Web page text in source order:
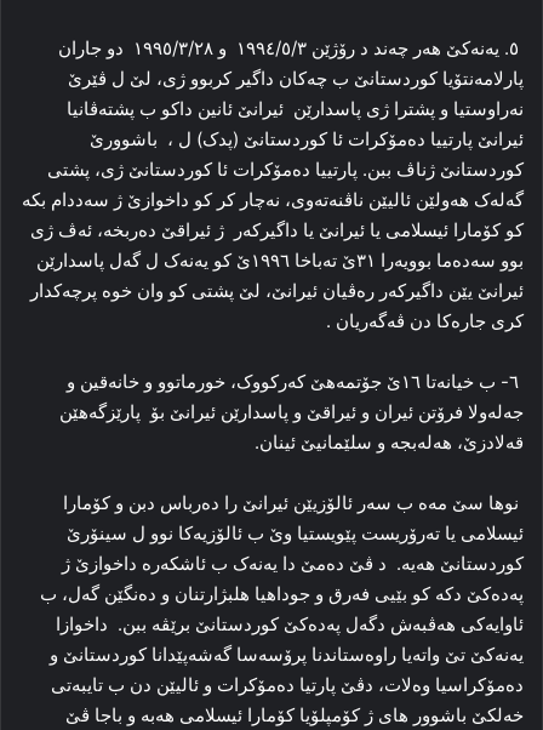
٥. یەنەکێ هه‌ر چه‌ند د رۆژێن ١٩٩٤/٥/٣ و ١٩٩٥/٣/٢٨ دو جاران
پارلامه‌نتۆیا کوردستانێ ب چه‌کان داگیر کربوو ژی، لێ ل ڤێرێ
نەراوستیا و پشترا ژی پاسدارێن ئیرانێ ئانین داکو ب پشتەڤانیا
ئیرانێ پارتییا ده‌مۆکرات ئا کوردستانێ (پدک) ل ، باشوورێ
کوردستانێ ژناڤ ببن. پارتییا دەمۆکرات ئا کوردستانێ ژی، پشتی
گه‌له‌ک هه‌ولێن ئالیێن ناڤنه‌ته‌وی، نەچار کر کو داخوازێ ژ سه‌ددام بکە
کو کۆمارا ئیسلامی یا ئیرانێ یا داگیرکەر ژ ئیراقێ ده‌ربخه‌، ئه‌ڤ ژی
بوو سه‌ده‌ما بوویه‌را ۳۱ێ ته‌باخا ۱۹۹٦ێ کو یەنەک ل گه‌ل پاسدارێن
ئیرانێ یێن داگیرکه‌ر ره‌ڤیان ئیرانێ، لێ پشتی کو وان خوە پرچه‌کدار
کری جارەکا دن ڤه‌گه‌ریان .
٦- ب خیانه‌تا ۱٦ێ جۆتمه‌هێ که‌رکووک، خورماتوو و خانه‌قین و
جه‌لەولا فرۆتن ئیران و ئیراقێ و پاسدارێن ئیرانێ بۆ پارێزگه‌هێن
قه‌لادزێ، هه‌له‌بجه‌ و سلێمانیێ ئینان.
نوها سێ مه‌ه ب سه‌ر ئالۆزیێن ئیرانێ را ده‌رباس دبن و کۆمارا
ئیسلامی یا ته‌رۆریست پێویستیا وێ ب ئالۆزیه‌کا نوو ل سینۆرێ
کوردستانێ هه‌یه‌. د ڤێ ده‌مێ دا یەنەک ب ئاشکه‌ره‌ داخوازێ ​​ژ
پەدەکێ دکه‌ کو بێیی فه‌رق و جوداهیا هلبژارتنان و ده‌نگێن گه‌ل، ب
ئاوایه‌کی هه‌ڤبه‌ش دگه‌ل پەدەکێ کوردستانێ برێڤه‌ ببن. داخوازا
یەنەکێ تێ واته‌یا راوه‌ستاندنا پرۆسه‌سا گه‌شه‌پێدانا کوردستانێ و
ده‌مۆکراسیا وه‌لات، دڤێ پارتیا ده‌مۆکرات و ئالیێن دن ب تایبه‌تی
خه‌لکێ باشوور های ژ کۆمپلۆیا کۆمارا ئیسلامی هه‌به‌ و باجا ڤێ